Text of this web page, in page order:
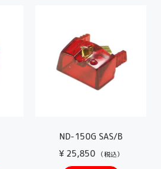
ND-150G SAS/B
¥25,850 （税込）